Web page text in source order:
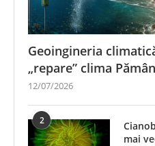
Geoingineria
„repare” clima
12/07/2026
2
mai